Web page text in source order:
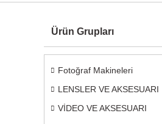
Ürün Grupları
Fotoğraf Makineleri
LENSLER VE AKSESUARI
VİDEO VE AKSESUARI